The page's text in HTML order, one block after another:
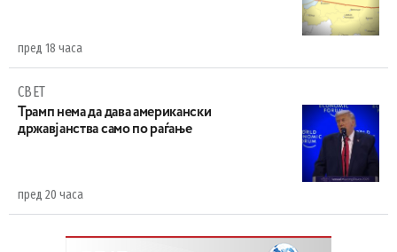
пред 18 часа
СВЕТ
Трамп нема да дава американски
државјанства само по раѓање
пред 20 часа